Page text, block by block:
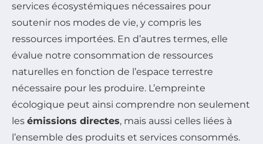
services écosystémiques nécessaires pour
soutenir nos modes de vie, y compris les
ressources importées. En d’autres termes, elle
évalue notre consommation de ressources
naturelles en fonction de l’espace terrestre
nécessaire pour les produire. L’empreinte
écologique peut ainsi comprendre non seulement
les émissions directes, mais aussi celles liées à
l’ensemble des produits et services consommés.